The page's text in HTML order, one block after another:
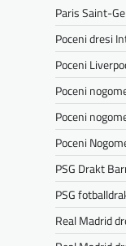
Paris Saint-
Poceni dresi
Poceni
Poceni
Poceni
Poceni
PSG Drakt
PSG
Real Madrid